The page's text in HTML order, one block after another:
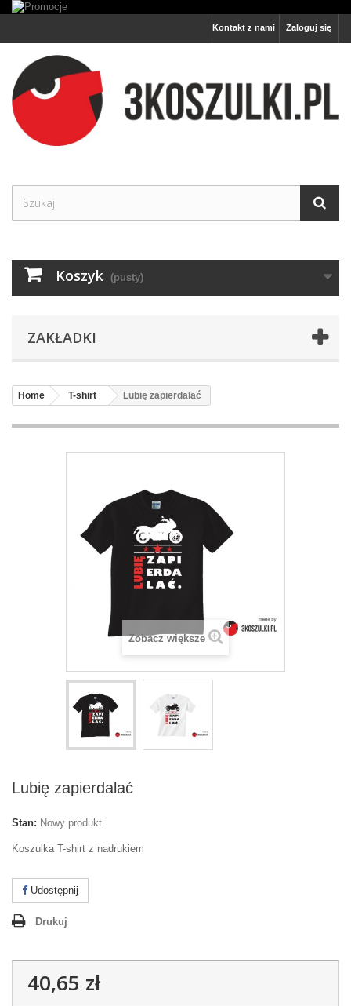
Zaloguj się
Kontakt z nami
Koszyk (pusty)
ZAKŁADKI
Home T-shirt Lubię zapierdalać
Zobacz większe
Lubię zapierdalać
Stan: Nowy produkt
Koszulka T-shirt z nadrukiem
Udostępnij
Drukuj
40,65 zł